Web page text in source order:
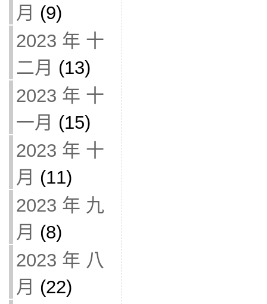
月 (9)
2023 年 十
二月 (13)
2023 年 十
一月 (15)
2023 年 十
月 (11)
2023 年 九
月 (8)
2023 年 八
月 (22)